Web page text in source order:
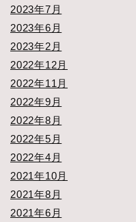
2023年7月
2023年6月
2023年2月
2022年12月
2022年11月
2022年9月
2022年8月
2022年5月
2022年4月
2021年10月
2021年8月
2021年6月